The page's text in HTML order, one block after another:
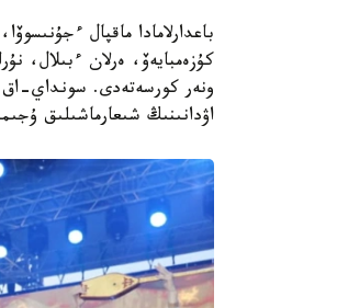
ونەر كورسەتەدى. سونداي-اق
اۋدانىنىڭ شىعارماشىلىق